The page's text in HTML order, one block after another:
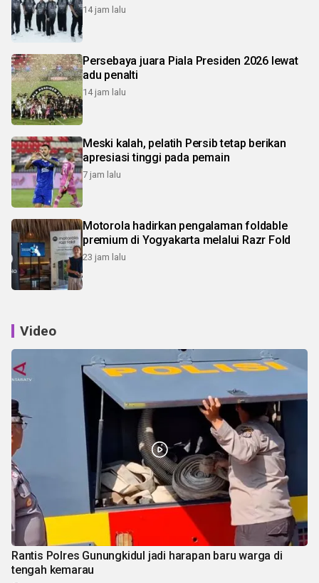
14 jam lalu
Persebaya juara Piala Presiden 2026 lewat
adu penalti
14 jam lalu
Meski kalah, pelatih Persib tetap berikan
apresiasi tinggi pada pemain
7 jam lalu
Motorola hadirkan pengalaman foldable
premium di Yogyakarta melalui Razr Fold
23 jam lalu
Video
Rantis Polres Gunungkidul jadi harapan baru warga di
tengah kemarau